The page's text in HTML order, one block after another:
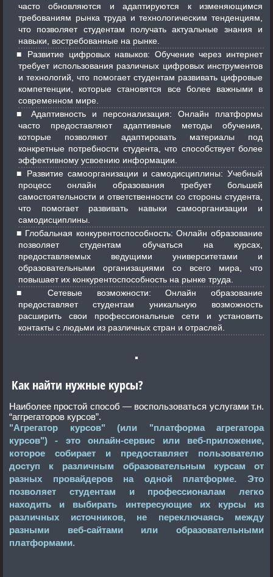
часто обновляются и адаптируются к изменяющимся
требованиям рынка труда и технологическим тенденциям,
что позволяет студентам получать актуальные знания и
навыки, востребованные на рынке.
Развитие цифровых навыков: Обучение через интернет
требует использования различных цифровых инструментов
и технологий, что помогает студентам развивать цифровые
компетенции, которые становятся все более важными в
современном мире.
Адаптивность и персонализация: Онлайн платформы
часто предоставляют адаптивные методы обучения,
которые позволяют адаптировать материалы под
конкретные потребности студента, что способствует более
эффективному усвоению информации.
Развитие самоорганизации и самодисциплины: Учебный
процесс онлайн образования требует большей
самостоятельности и ответственности со стороны студента,
что помогает развивать навыки самоорганизации и
самодисциплины.
Глобальная конкурентоспособность: Онлайн образование
позволяет студентам обучаться на курсах,
предоставляемых ведущими университетами и
образовательными организациями со всего мира, что
повышает их конкурентоспособность на рынке труда.
Сетевые возможности: Онлайн образование
предоставляет студентам уникальную возможность
расширить свои профессиональные сети и установить
контакты с людьми из различных стран и отраслей.
Как найти нужные курсы?
Наиболее простой способ — воспользоваться услугами т.н.
“аггрегаторов курсов”.
"Агрегатор курсов" (или "платформа агрегатора
курсов") - это онлайн-сервис или веб-приложение,
которое собирает и предоставляет пользователю
доступ к различным образовательным курсам от
разных провайдеров на одной платформе. Это
позволяет студентам и профессионалам легко
находить и выбирать интересующие их курсы из
различных источников, не переключаясь между
разными веб-сайтами или образовательными
платформами.